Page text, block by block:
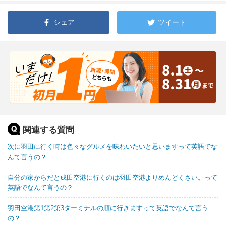
シェア ツイート
関連する質問
次に羽田に行く時は色々なグルメを味わいたいと思いますって英語でな
んて言うの？
自分の家からだと成田空港に行くのは羽田空港よりめんどくさい。って
英語でなんて言うの？
羽田空港第1第2第3ターミナルの順に行きますって英語でなんて言う
の？